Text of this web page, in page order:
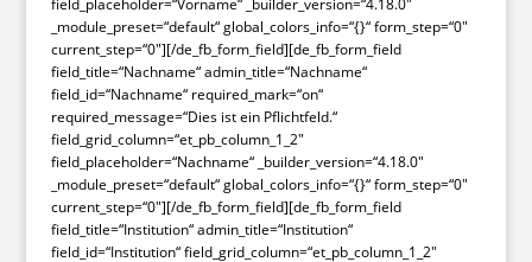
_module_preset=“default“ global_colors_info=“{}“ form_step=“0″
current_step=“0″][/de_fb_form_field][de_fb_form_field
field_title=“Nachname“ admin_title=“Nachname“
field_id=“Nachname“ required_mark=“on“
required_message=“Dies ist ein Pflichtfeld.“
field_grid_column=“et_pb_column_1_2″
field_placeholder=“Nachname“ _builder_version=“4.18.0″
_module_preset=“default“ global_colors_info=“{}“ form_step=“0″
current_step=“0″][/de_fb_form_field][de_fb_form_field
field_title=“Institution“ admin_title=“Institution“
field_id=“Institution“ field_grid_column=“et_pb_column_1_2″